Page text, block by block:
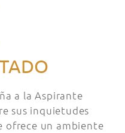
a la Aspirante
sus inquietudes
ofrece un ambiente